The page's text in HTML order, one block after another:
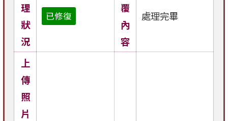
理
狀
況
已修復
覆
內
容
處理完畢
上
傳
照
片